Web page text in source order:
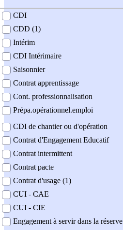
contrat
CDI
CDD (1)
Intérim
CDI Intérimaire
Saisonnier
Contrat apprentissage
Cont. professionnalisation
Prépa.opérationnel.emploi
CDI de chantier ou d'opération
Contrat d'Engagement Educatif
Contrat intermittent
Contrat pacte
Contrat d'usage (1)
CUI - CAE
CUI - CIE
Engagement à servir dans la réserve